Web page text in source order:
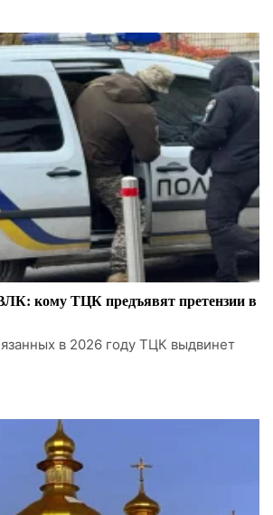
кому ТЦК предъявят претензии в
в 2026 году ТЦК выдвинет